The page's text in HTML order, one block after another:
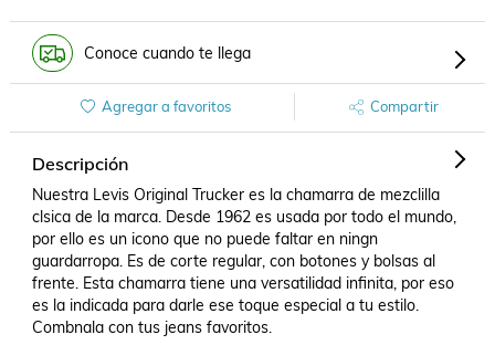
Conoce cuando te llega
Agregar a favoritos Compartir
Descripción
Nuestra Levis Original Trucker es la chamarra de mezclilla
clsica de la marca. Desde 1962 es usada por todo el mundo,
por ello es un icono que no puede faltar en ningn
guardarropa. Es de corte regular, con botones y bolsas al
frente. Esta chamarra tiene una versatilidad infinita, por eso
es la indicada para darle ese toque especial a tu estilo.
Combnala con tus jeans favoritos.